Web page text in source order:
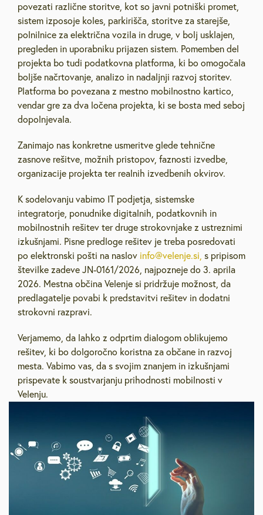
povezati različne storitve, kot so javni potniški promet,
sistem izposoje koles, parkirišča, storitve za starejše,
polnilnice za električna vozila in druge, v bolj usklajen,
pregleden in uporabniku prijazen sistem. Pomemben del
projekta bo tudi podatkovna platforma, ki bo omogočala
boljše načrtovanje, analizo in nadaljnji razvoj storitev.
Platforma bo povezana z mestno mobilnostno kartico,
vendar gre za dva ločena projekta, ki se bosta med seboj
dopolnjevala.
Zanimajo nas konkretne usmeritve glede tehnične
zasnove rešitve, možnih pristopov, faznosti izvedbe,
organizacije projekta ter realnih izvedbenih okvirov.
K sodelovanju vabimo IT podjetja, sistemske
integratorje, ponudnike digitalnih, podatkovnih in
mobilnostnih rešitev ter druge strokovnjake z ustreznimi
izkušnjami. Pisne predloge rešitev je treba posredovati
po elektronski pošti na naslov info@velenje.si, s pripisom
številke zadeve JN-0161/2026, najpozneje do 3. aprila
2026. Mestna občina Velenje si pridržuje možnost, da
predlagatelje povabi k predstavitvi rešitev in dodatni
strokovni razpravi.
Verjamemo, da lahko z odprtim dialogom oblikujemo
rešitev, ki bo dolgoročno koristna za občane in razvoj
mesta. Vabimo vas, da s svojim znanjem in izkušnjami
prispevate k soustvarjanju prihodnosti mobilnosti v
Velenju.